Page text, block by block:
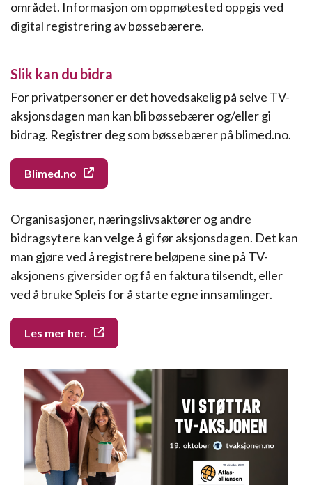
området. Informasjon om oppmøtested oppgis ved
digital registrering av bøssebærere.
Slik kan du bidra
For privatpersoner er det hovedsakelig på selve TV-
aksjonsdagen man kan bli bøssebærer og/eller gi
bidrag. Registrer deg som bøssebærer på blimed.no.
Blimed.no
Organisasjoner, næringslivsaktører og andre
bidragsytere kan velge å gi før aksjonsdagen. Det kan
man gjøre ved å registrere beløpene sine på TV-
aksjonens giversider og få en faktura tilsendt, eller
ved å brukeSpleisfor å starte egne innsamlinger.
Les mer her.